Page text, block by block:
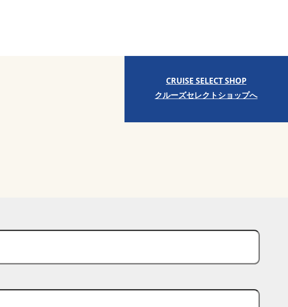
CRUISE SELECT SHOP
クルーズセレクトショップへ